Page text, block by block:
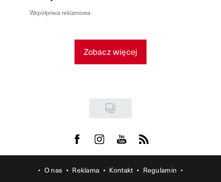
Współpraca reklamowa
Zobacz więcej
Visit us on Facebook
Visit us on Instagram
Visit us on Youtube
Visit us on Rss
O nas Reklama Kontakt
Regulamin